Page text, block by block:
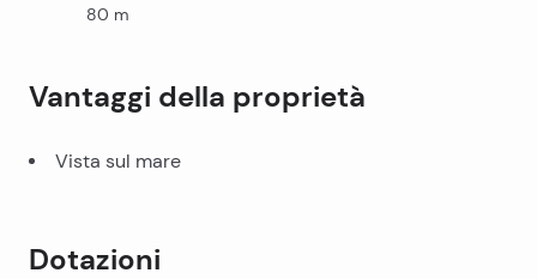
80 m
Vantaggi della proprietà
Vista sul mare
Dotazioni